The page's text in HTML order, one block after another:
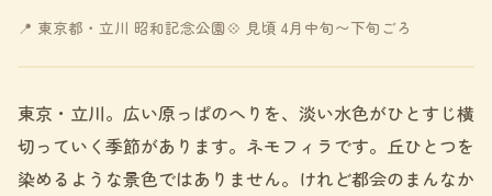
📍 東京都・立川 昭和記念公園💠 見頃 4月中旬〜下旬ごろ
東京・立川。広い原っぱのへりを、淡い水色がひとすじ横
切っていく季節があります。ネモフィラです。丘ひとつを
染めるような景色ではありません。けれど都会のまんなか